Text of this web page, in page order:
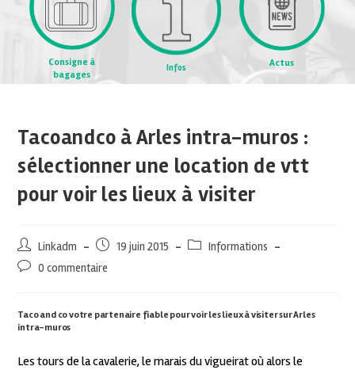
Consigne à
bagages
Infos Actus
Tacoandco à Arles intra-muros :
sélectionner une location de vtt
pour voir les lieux à visiter
Linkadm 19 juin 2015
Informations
0 commentaire
Taco and co votre partenaire fiable pour voir les lieux à visiter sur Arles
intra-muros
Les tours de la cavalerie, le marais du vigueirat où alors le